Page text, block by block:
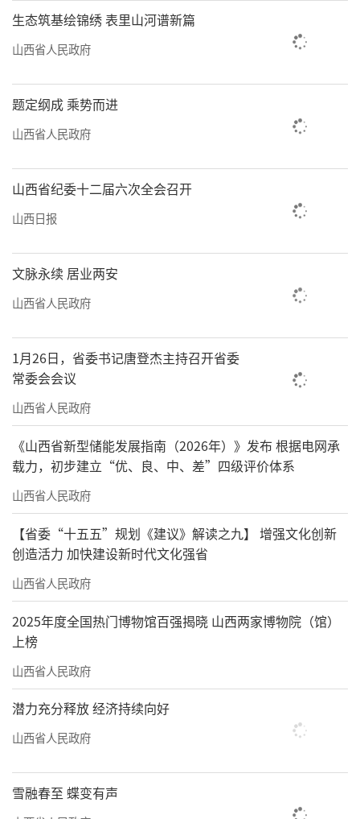
生态筑基绘锦绣 表里山河谱新篇
山西省人民政府
题定纲成 乘势而进
山西省人民政府
山西省纪委十二届六次全会召开
山西日报
文脉永续 居业两安
山西省人民政府
1月26日，省委书记唐登杰主持召开省委
常委会会议
山西省人民政府
《山西省新型储能发展指南（2026年）》发布 根据电网承
载力，初步建立“优、良、中、差”四级评价体系
山西省人民政府
【省委“十五五”规划《建议》解读之九】 增强文化创新
创造活力 加快建设新时代文化强省
山西省人民政府
2025年度全国热门博物馆百强揭晓 山西两家博物院（馆）
上榜
山西省人民政府
潜力充分释放 经济持续向好
山西省人民政府
雪融春至 蝶变有声